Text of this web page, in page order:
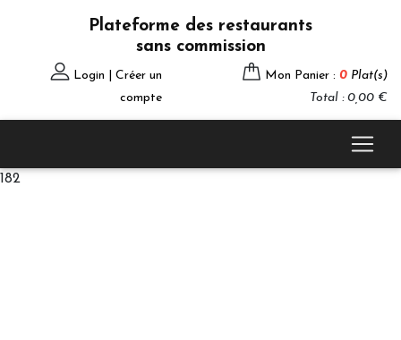
Plateforme des restaurants
sans commission
Login | Créer un
compte
Mon Panier : 0 Plat(s)
Total : 0,00 €
182